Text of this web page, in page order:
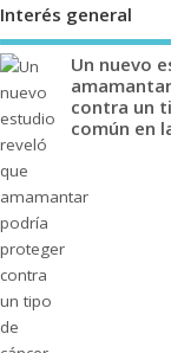
Interés general
Un nuevo
contra un
común en